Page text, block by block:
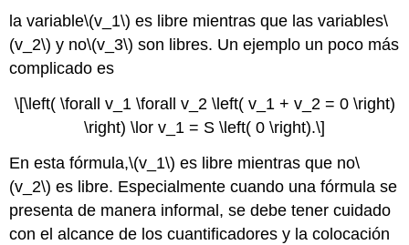
la variable\(v_1\) es libre mientras que las variables\
(v_2\) y no\(v_3\) son libres. Un ejemplo un poco más
complicado es
\[\left( \forall v_1 \forall v_2 \left( v_1 + v_2 = 0 \right)
\right) \lor v_1 = S \left( 0 \right).\]
En esta fórmula,\(v_1\) es libre mientras que no\
(v_2\) es libre. Especialmente cuando una fórmula se
presenta de manera informal, se debe tener cuidado
con el alcance de los cuantificadores y la colocación